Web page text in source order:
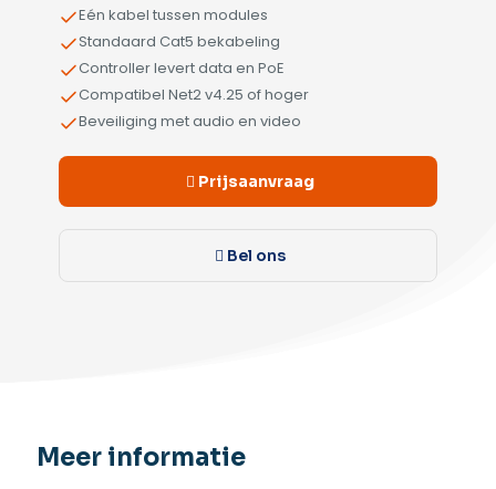
Eén kabel tussen modules
Standaard Cat5 bekabeling
Controller levert data en PoE
Compatibel Net2 v4.25 of hoger
Beveiliging met audio en video
Prijsaanvraag
Bel ons
Meer informatie